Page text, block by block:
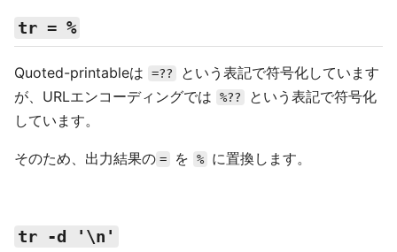
tr = %
Quoted-printableは =??
という表記で符号化しています
が、URLエンコーディングでは
%??
という表記で符号化
しています。
そのため、出力結果の = を % に置換します。
tr -d '\n'